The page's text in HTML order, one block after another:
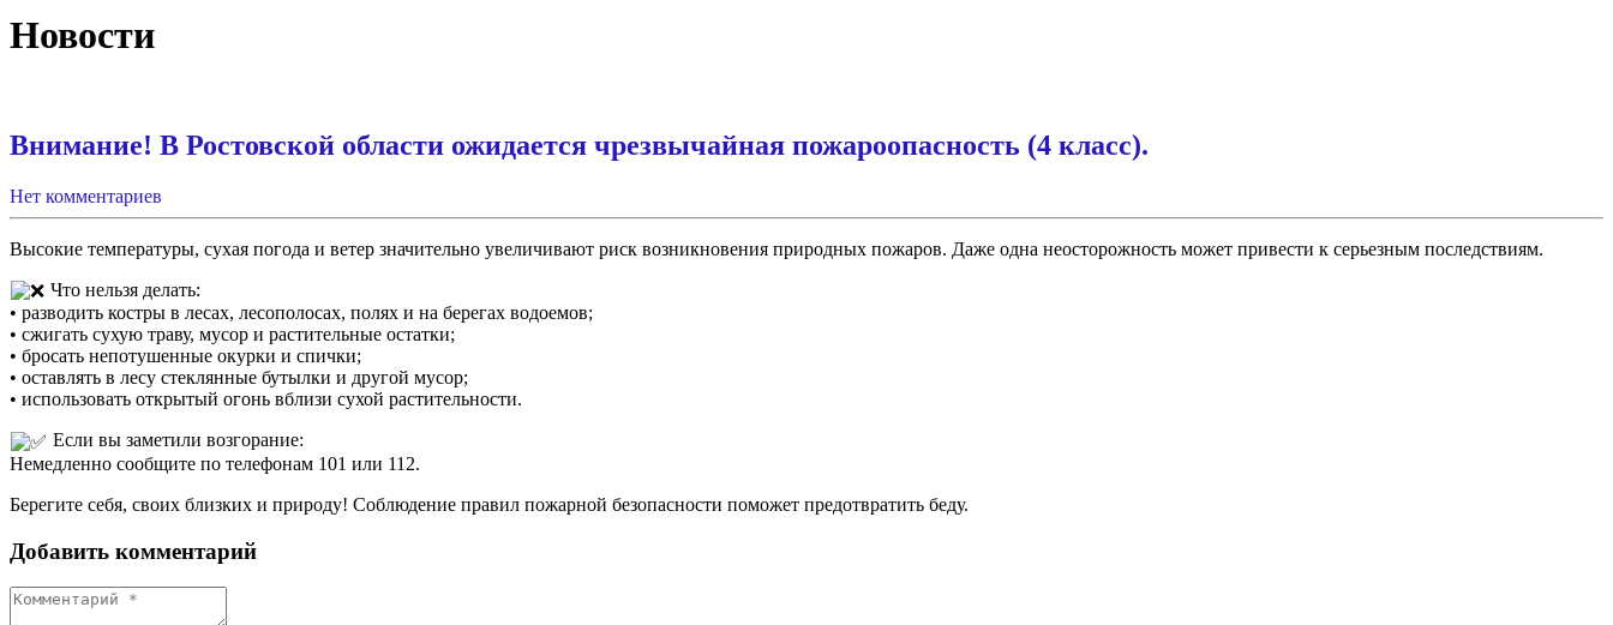
Новости
Внимание! В Ростовской области ожидается чрезвычайная пожароопасность (4 класс).
Нет комментариев
Высокие температуры, сухая погода и ветер значительно увеличивают риск возникновения природных пожаров. Даже одна неосторожность может привести к серьезным последствиям.
Что нельзя делать:
• разводить костры в лесах, лесополосах, полях и на берегах водоемов;
• сжигать сухую траву, мусор и растительные остатки;
• бросать непотушенные окурки и спички;
• оставлять в лесу стеклянные бутылки и другой мусор;
• использовать открытый огонь вблизи сухой растительности.
Если вы заметили возгорание:
Немедленно сообщите по телефонам 101 или 112.
Берегите себя, своих близких и природу! Соблюдение правил пожарной безопасности поможет предотвратить беду.
Добавить комментарий